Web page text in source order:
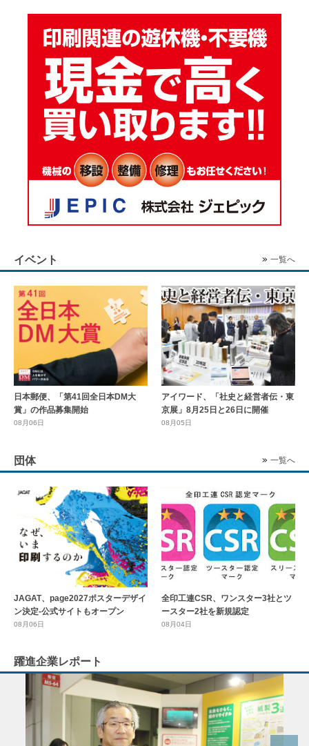
イベント 一覧へ
日本郵便、「第41回全日本DM大
賞」の作品募集開始
08月06日
アイワード、「社史と経営者伝・東
京展」8月25日と26日に開催
08月05日
団体 一覧へ
JAGAT、page2027ポスターデザイ
ン決定-公式サイトもオープン
08月06日
全印工連CSR、ワンスター3社とツ
ースター2社を新規認定
08月04日
躍進企業レポート